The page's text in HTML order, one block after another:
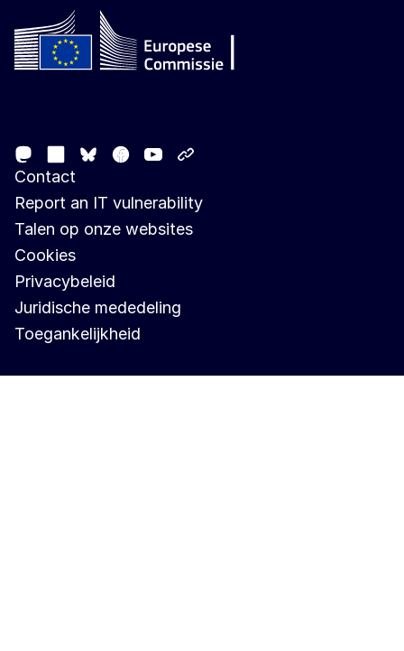
MastodonLinkedIn
Bluesky
Facebook
Youtube
Contact
Report an IT vulnerability
Talen op onze websites
Cookies
Privacybeleid
Juridische mededeling
Toegankelijkheid